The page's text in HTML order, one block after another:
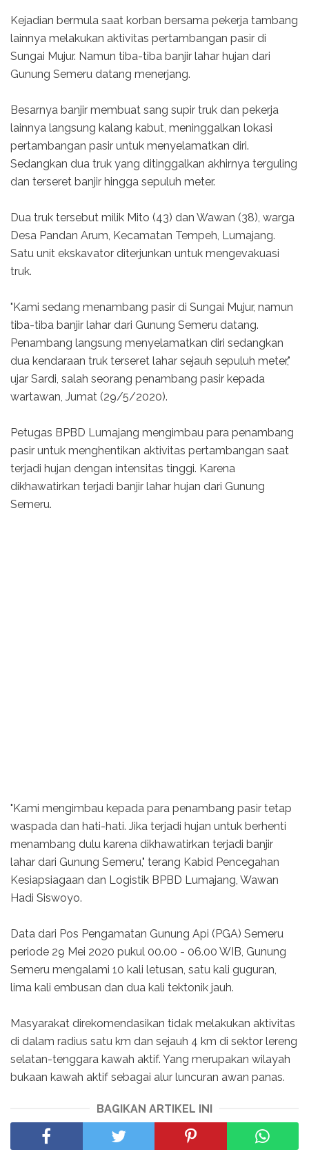
Kejadian bermula saat korban bersama pekerja tambang
lainnya melakukan aktivitas pertambangan pasir di
Sungai Mujur. Namun tiba-tiba banjir lahar hujan dari
Gunung Semeru datang menerjang.
Besarnya banjir membuat sang supir truk dan pekerja
lainnya langsung kalang kabut, meninggalkan lokasi
pertambangan pasir untuk menyelamatkan diri.
Sedangkan dua truk yang ditinggalkan akhirnya terguling
dan terseret banjir hingga sepuluh meter.
Dua truk tersebut milik Mito (43) dan Wawan (38), warga
Desa Pandan Arum, Kecamatan Tempeh, Lumajang.
Satu unit ekskavator diterjunkan untuk mengevakuasi
truk.
"Kami sedang menambang pasir di Sungai Mujur, namun
tiba-tiba banjir lahar dari Gunung Semeru datang.
Penambang langsung menyelamatkan diri sedangkan
dua kendaraan truk terseret lahar sejauh sepuluh meter,"
ujar Sardi, salah seorang penambang pasir kepada
wartawan, Jumat (29/5/2020).
Petugas BPBD Lumajang mengimbau para penambang
pasir untuk menghentikan aktivitas pertambangan saat
terjadi hujan dengan intensitas tinggi. Karena
dikhawatirkan terjadi banjir lahar hujan dari Gunung
Semeru.
"Kami mengimbau kepada para penambang pasir tetap
waspada dan hati-hati. Jika terjadi hujan untuk berhenti
menambang dulu karena dikhawatirkan terjadi banjir
lahar dari Gunung Semeru," terang Kabid Pencegahan
Kesiapsiagaan dan Logistik BPBD Lumajang, Wawan
Hadi Siswoyo.
Data dari Pos Pengamatan Gunung Api (PGA) Semeru
periode 29 Mei 2020 pukul 00.00 - 06.00 WIB, Gunung
Semeru mengalami 10 kali letusan, satu kali guguran,
lima kali embusan dan dua kali tektonik jauh.
Masyarakat direkomendasikan tidak melakukan aktivitas
di dalam radius satu km dan sejauh 4 km di sektor lereng
selatan-tenggara kawah aktif. Yang merupakan wilayah
bukaan kawah aktif sebagai alur luncuran awan panas.
BAGIKAN ARTIKEL INI